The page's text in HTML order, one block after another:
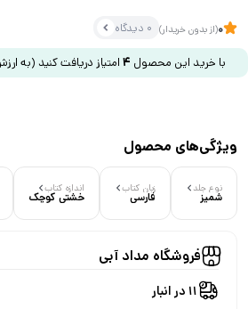
0(از بدون خریدار) 0 دیدگاه
با خرید این محصول 4 امتیاز دریافت کنید (به
ویژگی‌های محصول
نوع جلد
شمیز
زبان کتاب
فارسی
اندازه کتاب
خشتی کوچک
فروشگاه مداد آبی
11 در انبار